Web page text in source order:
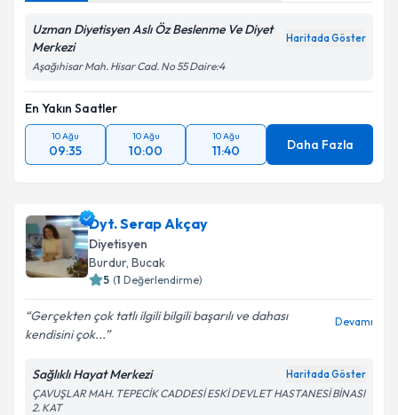
Uzman Diyetisyen Aslı Öz Beslenme Ve Diyet
Merkezi
Haritada Göster
Aşağıhisar Mah. Hisar Cad. No 55 Daire:4
En Yakın Saatler
10 Ağu
09:35
10 Ağu
10:00
10 Ağu
11:40 Daha Fazla
Dyt. Serap Akçay
Diyetisyen
Burdur, Bucak
5 (1 Değerlendirme)
Gerçekten çok tatlı ilgili bilgili başarılı ve dahası
kendisini çok...
Devamı
Sağlıklı Hayat Merkezi Haritada Göster
ÇAVUŞLAR MAH. TEPECİK CADDESİ ESKİ DEVLET HASTANESİ BİNASI
2. KAT